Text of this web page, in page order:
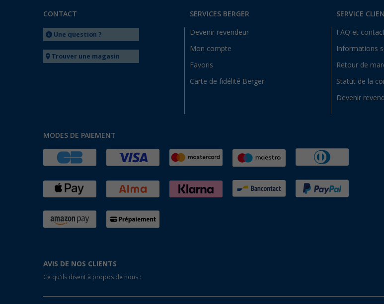
CONTACT
Une question ?
Trouver une magasin
SERVICES BERGER
Devenir revendeur
Mon compte
Favoris
Carte de fidélité Berger
SERVICE
FAQ et contact
Informations
Retour de
Statut de la
Devenir
MODES DE PAIEMENT
AVIS DE NOS CLIENTS
Ce qu'ils disent à propos de nous :